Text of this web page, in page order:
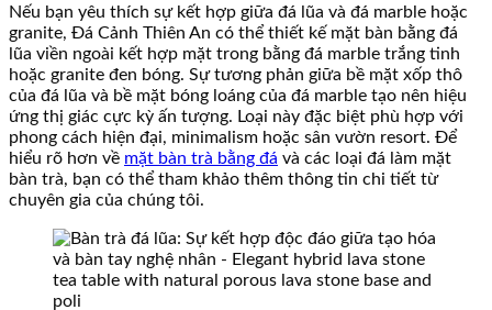
Nếu bạn yêu thích sự kết hợp giữa đá lũa và đá marble hoặc
granite, Đá Cảnh Thiên An có thể thiết kế mặt bàn bằng đá
lũa viền ngoài kết hợp mặt trong bằng đá marble trắng tinh
hoặc granite đen bóng. Sự tương phản giữa bề mặt xốp thô
của đá lũa và bề mặt bóng loáng của đá marble tạo nên hiệu
ứng thị giác cực kỳ ấn tượng. Loại này đặc biệt phù hợp với
phong cách hiện đại, minimalism hoặc sân vườn resort. Để
hiểu rõ hơn về mặt bàn trà bằng đá và các loại đá làm mặt
bàn trà, bạn có thể tham khảo thêm thông tin chi tiết từ
chuyên gia của chúng tôi.